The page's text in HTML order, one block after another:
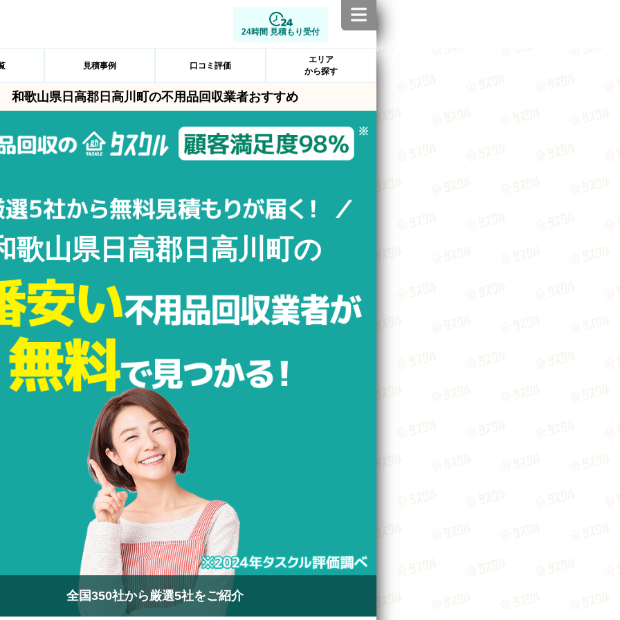
24時間 見積もり受付
見積事例 口コミ評価
エリア
から探す
和歌山県日高郡日高川町の不用品回収業者おすすめ
歌山県日高郡日高川町の
全国350社から厳選5社をご紹介